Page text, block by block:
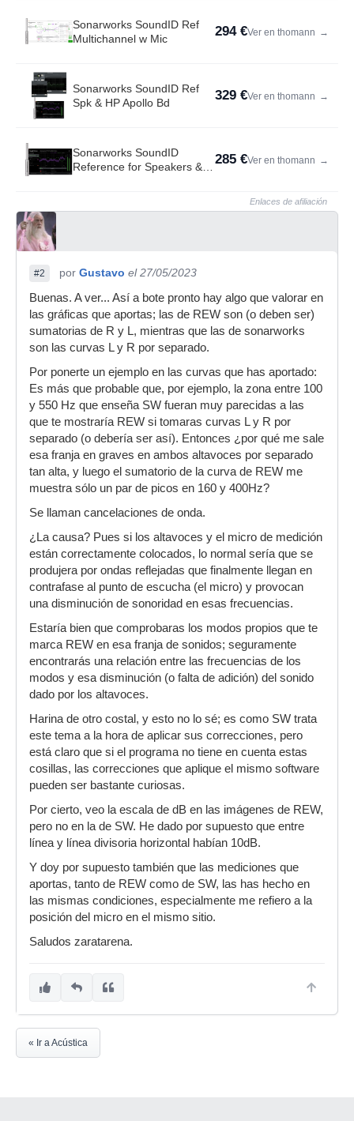
Sonarworks SoundID Ref
Multichannel w Mic
294 €Ver en thomann →
Sonarworks SoundID Ref
Spk & HP Apollo Bd
329 €Ver en thomann →
Sonarworks SoundID
Reference for Speakers &
285 €Ver en thomann →
Enlaces de afiliación
#2 por Gustavo el 27/05/2023
Buenas. A ver... Así a bote pronto hay algo que valorar en
las gráficas que aportas; las de REW son (o deben ser)
sumatorias de R y L, mientras que las de sonarworks
son las curvas L y R por separado.
Por ponerte un ejemplo en las curvas que has aportado:
Es más que probable que, por ejemplo, la zona entre 100
y 550 Hz que enseña SW fueran muy parecidas a las
que te mostraría REW si tomaras curvas L y R por
separado (o debería ser así). Entonces ¿por qué me sale
esa franja en graves en ambos altavoces por separado
tan alta, y luego el sumatorio de la curva de REW me
muestra sólo un par de picos en 160 y 400Hz?
Se llaman cancelaciones de onda.
¿La causa? Pues si los altavoces y el micro de medición
están correctamente colocados, lo normal sería que se
produjera por ondas reflejadas que finalmente llegan en
contrafase al punto de escucha (el micro) y provocan
una disminución de sonoridad en esas frecuencias.
Estaría bien que comprobaras los modos propios que te
marca REW en esa franja de sonidos; seguramente
encontrarás una relación entre las frecuencias de los
modos y esa disminución (o falta de adición) del sonido
dado por los altavoces.
Harina de otro costal, y esto no lo sé; es como SW trata
este tema a la hora de aplicar sus correcciones, pero
está claro que si el programa no tiene en cuenta estas
cosillas, las correcciones que aplique el mismo software
pueden ser bastante curiosas.
Por cierto, veo la escala de dB en las imágenes de REW,
pero no en la de SW. He dado por supuesto que entre
línea y línea divisoria horizontal habían 10dB.
Y doy por supuesto también que las mediciones que
aportas, tanto de REW como de SW, las has hecho en
las mismas condiciones, especialmente me refiero a la
posición del micro en el mismo sitio.
Saludos zaratarena.
« Ir a Acústica